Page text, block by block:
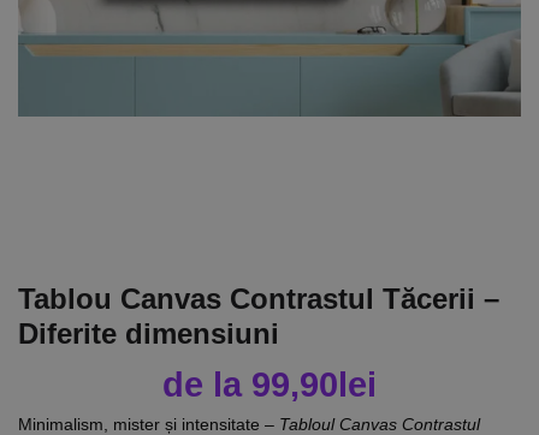
Tablou Canvas Contrastul Tăcerii –
Diferite dimensiuni
de la 99,90lei
Minimalism, mister și intensitate – Tabloul Canvas Contrastul